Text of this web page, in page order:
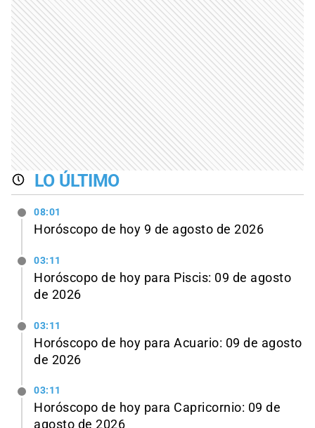
LO ÚLTIMO
08:01
Horóscopo de hoy 9 de agosto de 2026
03:11
Horóscopo de hoy para Piscis: 09 de agosto
de 2026
03:11
Horóscopo de hoy para Acuario: 09 de agosto
de 2026
03:11
Horóscopo de hoy para Capricornio: 09 de
agosto de 2026